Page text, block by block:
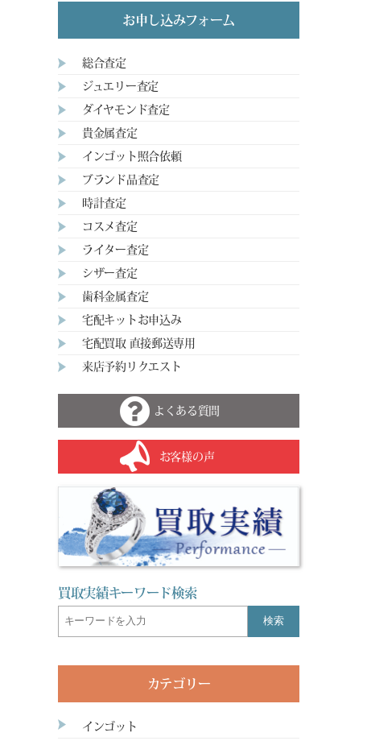
お申し込みフォーム
総合査定
ジュエリー査定
ダイヤモンド査定
貴金属査定
インゴット照合依頼
ブランド品査定
時計査定
コスメ査定
ライター査定
シザー査定
歯科金属査定
宅配キットお申込み
宅配買取 直接郵送専用
来店予約リクエスト
よくある質問
お客様の声
買取実績キーワード検索
検索
カテゴリー
インゴット